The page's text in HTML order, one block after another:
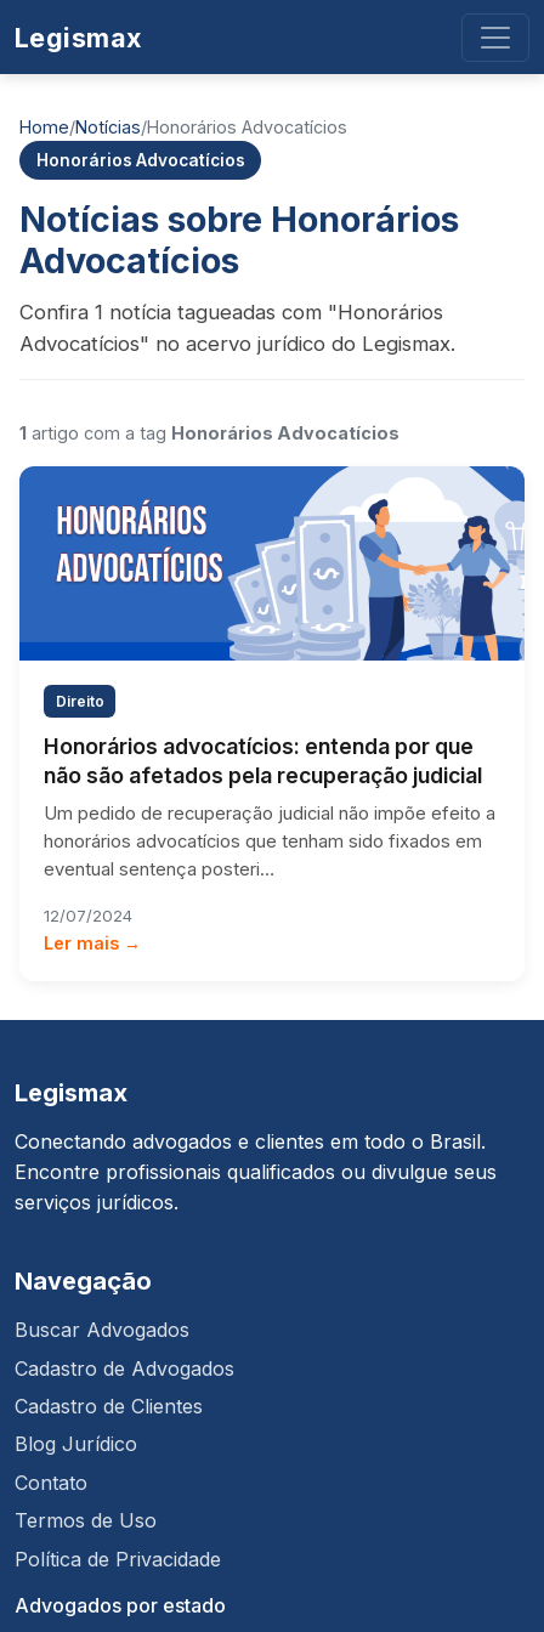
Legismax
Home/Notícias/Honorários Advocatícios
Honorários Advocatícios
Notícias sobre Honorários
Advocatícios
Confira 1 notícia tagueadas com "Honorários
Advocatícios" no acervo jurídico do Legismax.
1 artigo com a tag Honorários Advocatícios
Direito
Honorários advocatícios: entenda por que
não são afetados pela recuperação judicial
Um pedido de recuperação judicial não impõe efeito a
honorários advocatícios que tenham sido fixados em
eventual sentença posteri…
12/07/2024
Ler mais →
Legismax
Conectando advogados e clientes em todo o Brasil.
Encontre profissionais qualificados ou divulgue seus
serviços jurídicos.
Navegação
Buscar Advogados
Cadastro de Advogados
Cadastro de Clientes
Blog Jurídico
Contato
Termos de Uso
Política de Privacidade
Advogados por estado